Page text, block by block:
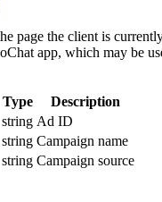
page the client is
app, which may be
Type
Description
string Ad ID
string Campaign name
string Campaign source